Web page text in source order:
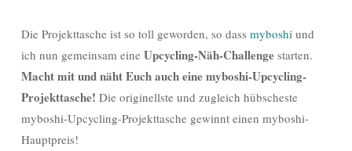
Die Projekttasche ist so toll geworden, so dass myboshi und
ich nun gemeinsam eine Upcycling-Näh-Challenge starten.
Macht mit und näht Euch auch eine myboshi-Upcycling-
Projekttasche! Die originellste und zugleich hübscheste
myboshi-Upcycling-Projekttasche gewinnt einen myboshi-
Hauptpreis!